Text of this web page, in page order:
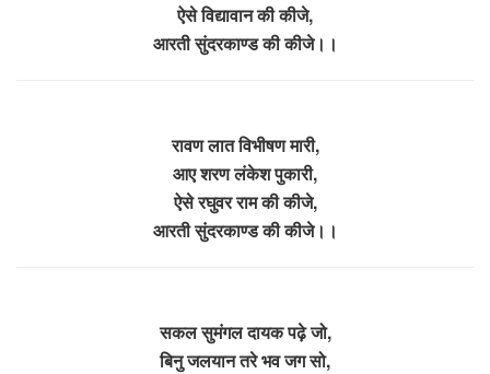
ऐसे विद्यावान की कीजे,
आरती सुंदरकाण्ड की कीजे।।
रावण लात विभीषण मारी,
आए शरण लंकेश पुकारी,
ऐसे रघुवर राम की कीजे,
आरती सुंदरकाण्ड की कीजे।।
सकल सुमंगल दायक पढ़े जो,
बिनु जलयान तरे भव जग सो,